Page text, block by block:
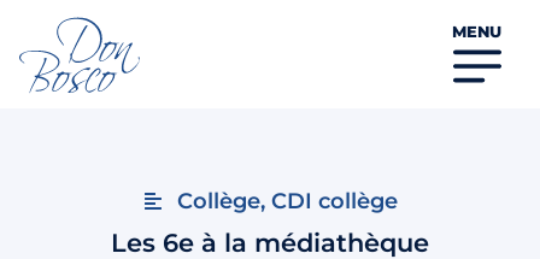
MENU
Collège, CDI collège
Les 6e à la médiathèque